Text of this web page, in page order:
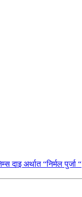
दाइ अर्थात “निर्मल पुर्जा “